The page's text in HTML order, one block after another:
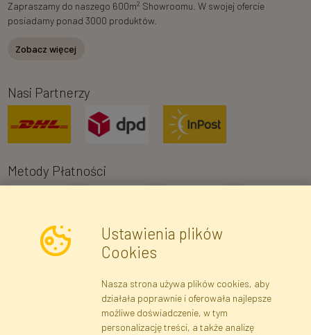
Zapraszamy do naszego 600m2 Showroomu. W swojej ofercie
posiadamy ponad 3000 produktów.
Zobacz więcej
Nasi Partnerzy
Metody Płatności
Zapisz się
Ustawienia plików
Cookies
Nasza strona używa plików cookies, aby
działała poprawnie i oferowała najlepsze
możliwe doświadczenie, w tym
personalizację treści, a także analizę